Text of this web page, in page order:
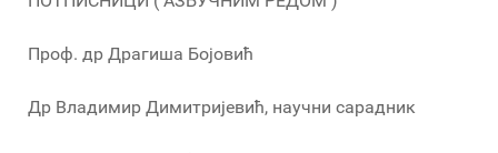
Проф. др Драгиша Бојовић
Др Владимир Димитријевић, научни сарадник